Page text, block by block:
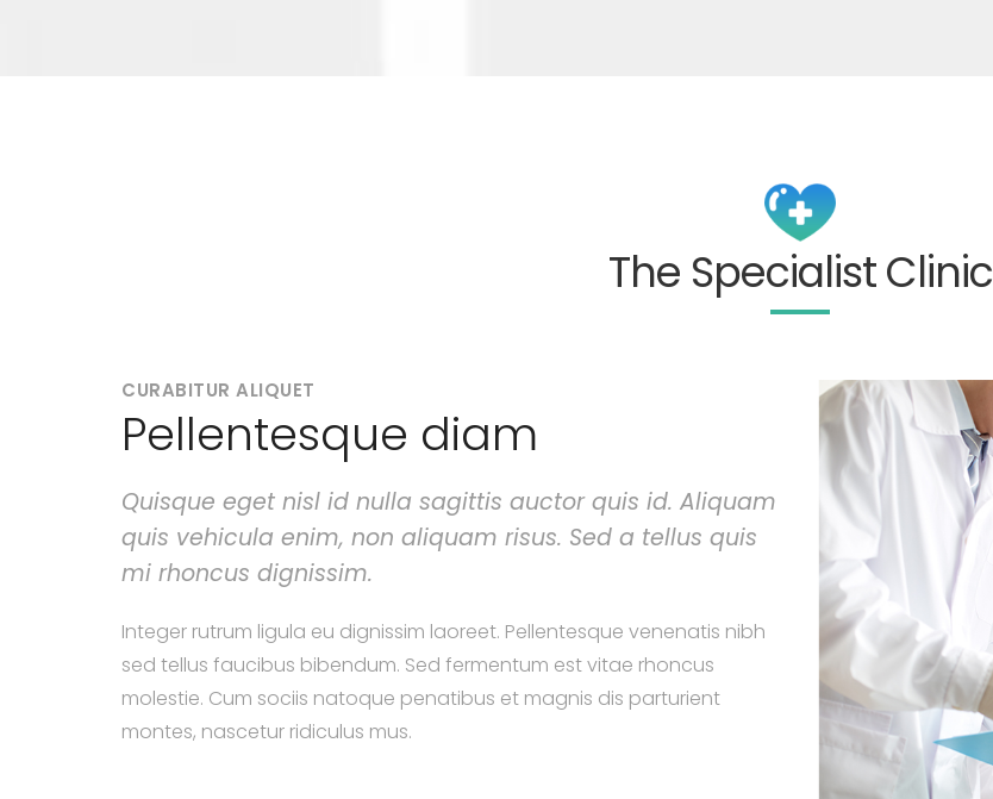
The Specialist Clinic
CURABITUR ALIQUET
Pellentesque diam
Quisque eget nisl id nulla sagittis auctor quis id. Aliquam
quis vehicula enim, non aliquam risus. Sed a tellus quis
mi rhoncus dignissim.
Integer rutrum ligula eu dignissim laoreet. Pellentesque venenatis nibh
sed tellus faucibus bibendum. Sed fermentum est vitae rhoncus
molestie. Cum sociis natoque penatibus et magnis dis parturient
montes, nascetur ridiculus mus.